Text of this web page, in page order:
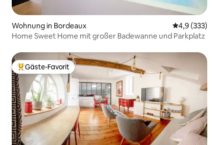
Wohnung in Bordeaux
4,9 (333)
Home Sweet Home mit großer Badewanne und Parkplatz
Beliebter Gäste-Favorit.
Gäste-Favorit